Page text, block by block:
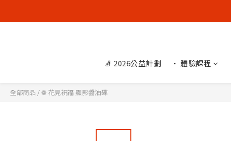
🧦 2026公益計劃 • 體驗課程
全部商品 /❁ 花見祝福 顯影醬油碟